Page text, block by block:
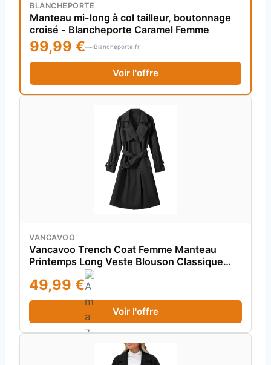
BLANCHEPORTE
Manteau mi-long à col tailleur, boutonnage
croisé - Blancheporte Caramel Femme
99,99 € Blancheporte.fr
Voir l'offre
VANCAVOO
Vancavoo Trench Coat Femme Manteau
Printemps Long Veste Blouson Classique
Double Boutonnage Blazer Manteau Jacket
Coat Automne Hiver Outwear,Noir,L
49,99 €
Voir l'offre